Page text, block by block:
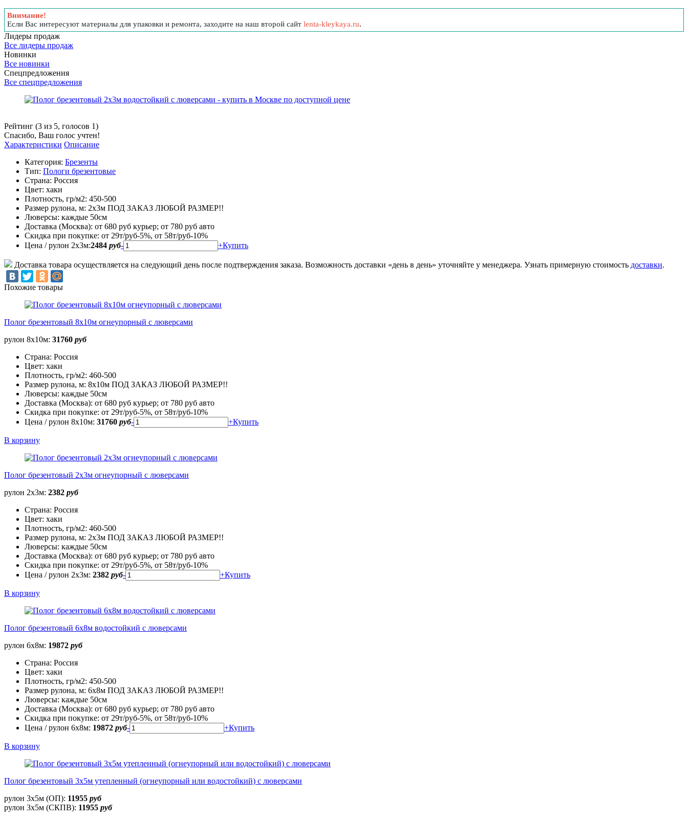
Внимание!
Если Вас интересуют материалы для упаковки и ремонта, заходите на наш второй сайт lenta-kleykaya.ru.
Лидеры продаж
Все лидеры продаж
Новинки
Все новинки
Спецпредложения
Все спецпредложения
Рейтинг (3 из 5, голосов 1)
Спасибо, Ваш голос учтен!
Характеристики Описание
Категория: Брезенты
Тип: Пологи брезентовые
Страна: Россия
Цвет: хаки
Плотность, гр/м2: 450-500
Размер рулона, м: 2х3м ПОД ЗАКАЗ ЛЮБОЙ РАЗМЕР!!
Люверсы: каждые 50см
Доставка (Москва): от 680 руб курьер; от 780 руб авто
Скидка при покупке: от 29т/руб-5%, от 58т/руб-10%
Цена / рулон 2х3м:2484 руб- +Купить
Доставка товара осуществляется на следующий день после подтверждения заказа. Возможность доставки «день в день» уточняйте у менеджера. Узнать примерную стоимость доставки.
Похожие товары
Полог брезентовый 8х10м огнеупорный с люверсами
рулон 8х10м: 31760 руб
Страна: Россия
Цвет: хаки
Плотность, гр/м2: 460-500
Размер рулона, м: 8х10м ПОД ЗАКАЗ ЛЮБОЙ РАЗМЕР!!
Люверсы: каждые 50см
Доставка (Москва): от 680 руб курьер; от 780 руб авто
Скидка при покупке: от 29т/руб-5%, от 58т/руб-10%
Цена / рулон 8х10м: 31760 руб- +Купить
В корзину
Полог брезентовый 2х3м огнеупорный с люверсами
рулон 2х3м: 2382 руб
Страна: Россия
Цвет: хаки
Плотность, гр/м2: 460-500
Размер рулона, м: 2х3м ПОД ЗАКАЗ ЛЮБОЙ РАЗМЕР!!
Люверсы: каждые 50см
Доставка (Москва): от 680 руб курьер; от 780 руб авто
Скидка при покупке: от 29т/руб-5%, от 58т/руб-10%
Цена / рулон 2х3м: 2382 руб- +Купить
В корзину
Полог брезентовый 6х8м водостойкий с люверсами
рулон 6х8м: 19872 руб
Страна: Россия
Цвет: хаки
Плотность, гр/м2: 450-500
Размер рулона, м: 6х8м ПОД ЗАКАЗ ЛЮБОЙ РАЗМЕР!!
Люверсы: каждые 50см
Доставка (Москва): от 680 руб курьер; от 780 руб авто
Скидка при покупке: от 29т/руб-5%, от 58т/руб-10%
Цена / рулон 6х8м: 19872 руб- +Купить
В корзину
Полог брезентовый 3х5м утепленный (огнеупорный или водостойкий) с люверсами
рулон 3х5м (ОП): 11955 руб
рулон 3х5м (СКПВ): 11955 руб